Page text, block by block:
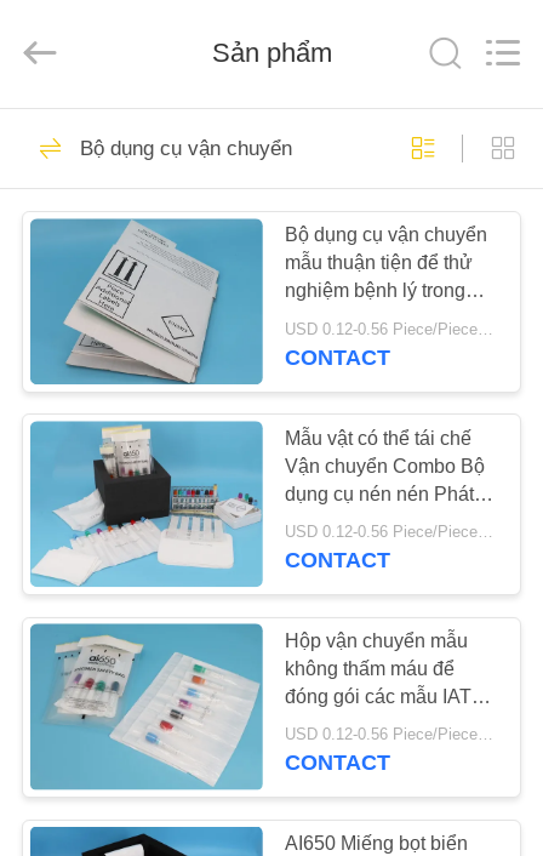
NHÀ
CÁC
PHẨM
CHÚNG
THAM
QUAN
NHÀ
MÁY
KIỂM
CHẤT
LƯỢNG
supplier.
Copyright
-
International
Reserved.
Túi áp suất 95 KPa
Túi vận chuyển tuân
thủ 95kPa
10
Túi đựng mẫu vật
95kPa
Sản phẩm
Bộ dụng cụ vận chuyển
Bộ dụng cụ vận chuyển
mẫu thuận tiện để thử
nghiệm bệnh lý trong
phòng thí nghiệm
USD 0.12-0.56 Piece/Pieces MOQ:2500 chiếc / thùng
CONTACT
Mẫu vật có thể tái chế
Vận chuyển Combo Bộ
dụng cụ nén nén Phát
hiện phòng thí nghiệm
Sử dụng
USD 0.12-0.56 Piece/Pieces MOQ:2500 chiếc / thùng
CONTACT
Hộp vận chuyển mẫu
không thấm máu để
đóng gói các mẫu IATA
Tuân thủ
USD 0.12-0.56 Piece/Pieces MOQ:2500 chiếc / thùng
CONTACT
AI650 Miếng bọt biển